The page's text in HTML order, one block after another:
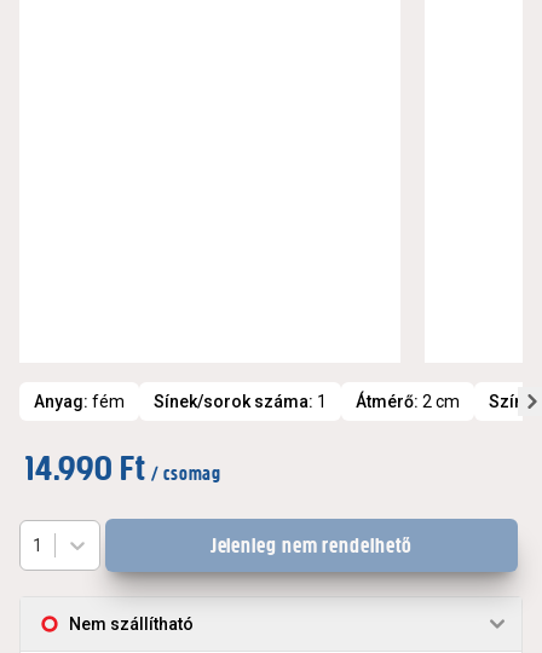
Anyag: fém Sínek/sorok száma: 1 Átmérő: 2 cm Szín :
14.990 Ft / csomag
Nem szállítható
1 Jelenleg nem rendelhető